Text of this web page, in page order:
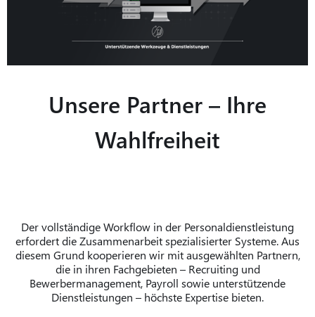
Unsere Partner – Ihre
Wahlfreiheit
Der vollständige Workflow in der Personaldienstleistung
erfordert die Zusammenarbeit spezialisierter Systeme. Aus
diesem Grund kooperieren wir mit ausgewählten Partnern,
die in ihren Fachgebieten – Recruiting und
Bewerbermanagement, Payroll sowie unterstützende
Dienstleistungen – höchste Expertise bieten.